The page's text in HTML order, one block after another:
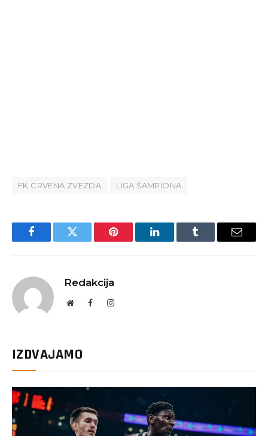
FK CRVENA ZVEZDA LIGA ŠAMPIONA
FacebookTwitter Pinterest LinkedInTumblr Email
Redakcija
WebsiteFacebookInstagram
IZDVAJAMO